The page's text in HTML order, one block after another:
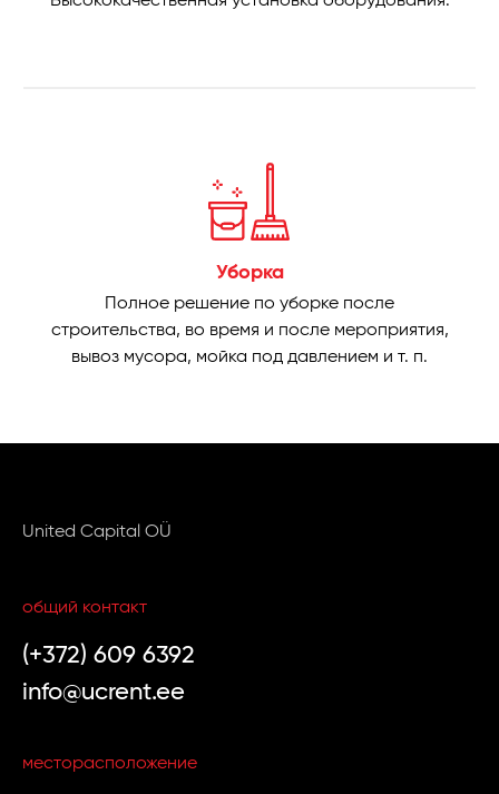
Уборка
Полное решение по уборке после
строительства, во время и после мероприятия,
вывоз мусора, мойка под давлением и т. п.
United Capital OÜ
общий контакт
(+372) 609 6392
info@ucrent.ee
месторасположение